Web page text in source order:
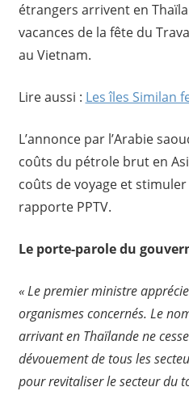
étrangers arrivent en
vacances de la fête du
au Vietnam.
Lire aussi : Les îles Similan
L’annonce par l’Arabie
coûts du pétrole brut en
coûts de voyage et
rapporte PPTV.
Le porte-parole du
« Le premier ministre
organismes concernés. Le
arrivant en Thaïlande ne
dévouement de tous les
pour revitaliser le secteur du